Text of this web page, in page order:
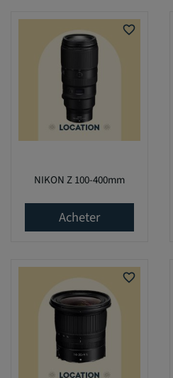
favorite_border
NIKON Z 100-400mm
Acheter
favorite_border